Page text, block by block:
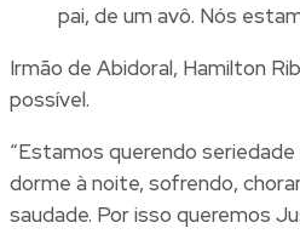
pai, de um avô. Nós
Irmão de Abidoral, Hamilton
possível.
“Estamos querendo
dorme à noite, sofrendo,
saudade. Por isso queremos